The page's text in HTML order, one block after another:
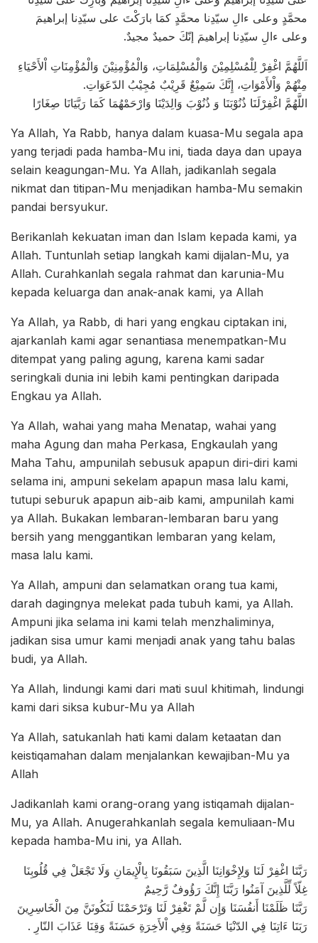
محمَّدٍ وعلى ءالِ سيّدِنا محمَّدٍ كمَا بارَكْتَ على سيّدِنا إبراهيمَ
وعلى ءالِ سيّدِنا إبراهيمَ إنّكَ حميدٌ مجيدٌ.
اَللَّهُمَّ اغْفِرْ لِلْمُسْلِمِيْنَ وَالْمُسْلِمَاتِ، وَالْمُؤْمِنِيْنَ وَالْمُؤْمِنَاتِ اْلأَحْيَاءِ
مِنْهُمْ وَاْلأَمْوَاتِ، إِنَّكَ سَمِيْعٌ قَرِيْبٌ مُجِيْبُ الدّعَوَاتِ.
اللَّهُمَّ اغْفِرْلَنَا ذُنُوْبَنَا وَ ذُنُوْبَ وَالِدَيْنَا وَارْحَمْهُمَا كَمَا رَبَّيَانَا صِغَارًا
Ya Allah, Ya Rabb, hanya dalam kuasa-Mu segala apa
yang terjadi pada hamba-Mu ini, tiada daya dan upaya
selain keagungan-Mu. Ya Allah, jadikanlah segala
nikmat dan titipan-Mu menjadikan hamba-Mu semakin
pandai bersyukur.
Berikanlah kekuatan iman dan Islam kepada kami, ya
Allah. Tuntunlah setiap langkah kami dijalan-Mu, ya
Allah. Curahkanlah segala rahmat dan karunia-Mu
kepada keluarga dan anak-anak kami, ya Allah
Ya Allah, ya Rabb, di hari yang engkau ciptakan ini,
ajarkanlah kami agar senantiasa menempatkan-Mu
ditempat yang paling agung, karena kami sadar
seringkali dunia ini lebih kami pentingkan daripada
Engkau ya Allah.
Ya Allah, wahai yang maha Menatap, wahai yang
maha Agung dan maha Perkasa, Engkaulah yang
Maha Tahu, ampunilah sebusuk apapun diri-diri kami
selama ini, ampuni sekelam apapun masa lalu kami,
tutupi seburuk apapun aib-aib kami, ampunilah kami
ya Allah. Bukakan lembaran-lembaran baru yang
bersih yang menggantikan lembaran yang kelam,
masa lalu kami.
Ya Allah, ampuni dan selamatkan orang tua kami,
darah dagingnya melekat pada tubuh kami, ya Allah.
Ampuni jika selama ini kami telah menzhaliminya,
jadikan sisa umur kami menjadi anak yang tahu balas
budi, ya Allah.
Ya Allah, lindungi kami dari mati suul khitimah, lindungi
kami dari siksa kubur-Mu ya Allah
Ya Allah, satukanlah hati kami dalam ketaatan dan
keistiqamahan dalam menjalankan kewajiban-Mu ya
Allah
Jadikanlah kami orang-orang yang istiqamah dijalan-
Mu, ya Allah. Anugerahkanlah segala kemuliaan-Mu
kepada hamba-Mu ini, ya Allah.
رَبَّنَا اغْفِرْ لَنَا وَلِإِخْوَانِنَا الَّذِينَ سَبَقُونَا بِالْإِيمَانِ وَلَا تَجْعَلْ فِي قُلُوبِنَا
غِلّاً لِّلَّذِينَ آمَنُوا رَبَّنَا إِنَّكَ رَؤُوفٌ رَّحِيمٌ
رَبَّنَا ظَلَمْنَا أَنفُسَنَا وَإِن لَّمْ تَغْفِرْ لَنَا وَتَرْحَمْنَا لَنَكُونَنَّ مِنَ الْخَاسِرِينَ
رَبَنَا ءَاتِنَا فِي الدّنْيَا حَسَنَةً وَفِي اْلأَخِرَةِ حَسَنَةً وَقِنَا عَذَابَ النّارِ .